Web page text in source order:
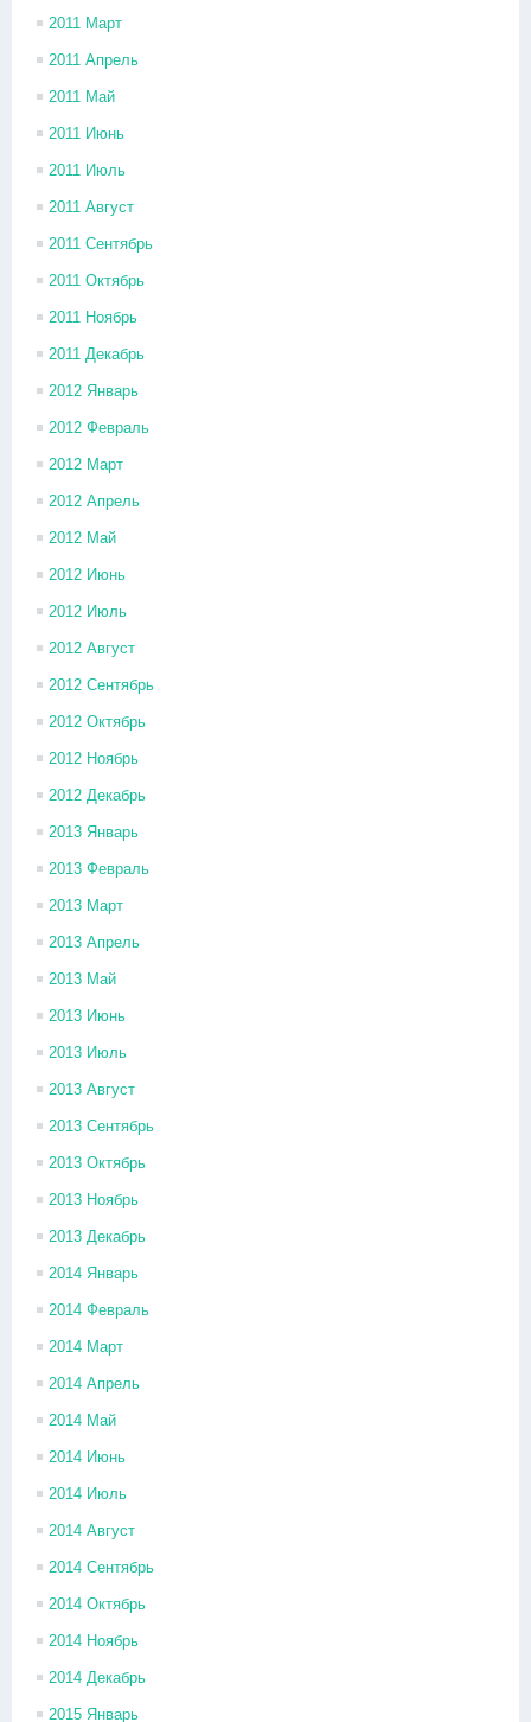
2011 Март
2011 Апрель
2011 Май
2011 Июнь
2011 Июль
2011 Август
2011 Сентябрь
2011 Октябрь
2011 Ноябрь
2011 Декабрь
2012 Январь
2012 Февраль
2012 Март
2012 Апрель
2012 Май
2012 Июнь
2012 Июль
2012 Август
2012 Сентябрь
2012 Октябрь
2012 Ноябрь
2012 Декабрь
2013 Январь
2013 Февраль
2013 Март
2013 Апрель
2013 Май
2013 Июнь
2013 Июль
2013 Август
2013 Сентябрь
2013 Октябрь
2013 Ноябрь
2013 Декабрь
2014 Январь
2014 Февраль
2014 Март
2014 Апрель
2014 Май
2014 Июнь
2014 Июль
2014 Август
2014 Сентябрь
2014 Октябрь
2014 Ноябрь
2014 Декабрь
2015 Январь